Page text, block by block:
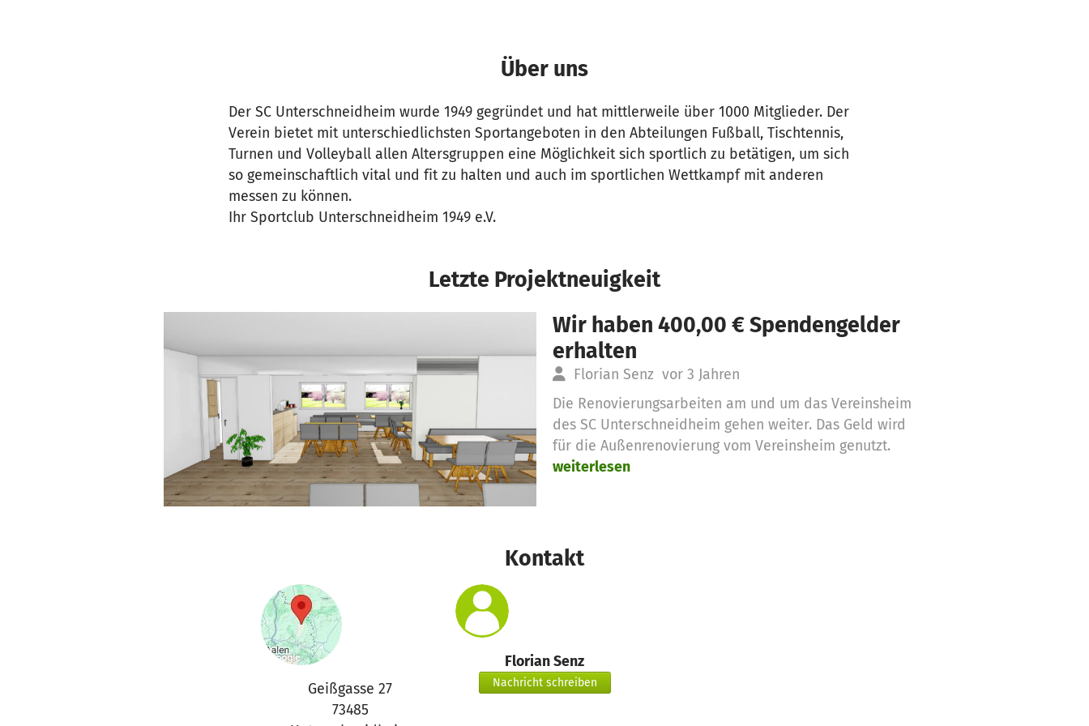
Über uns
Der SC Unterschneidheim wurde 1949 gegründet und hat mittlerweile über 1000 Mitglieder. Der
Verein bietet mit unterschiedlichsten Sportangeboten in den Abteilungen Fußball, Tischtennis,
Turnen und Volleyball allen Altersgruppen eine Möglichkeit sich sportlich zu betätigen, um sich
so gemeinschaftlich vital und fit zu halten und auch im sportlichen Wettkampf mit anderen
messen zu können.
Ihr Sportclub Unterschneidheim 1949 e.V.
Letzte Projektneuigkeit
Wir haben 400,00 € Spendengelder
erhalten
Florian Senz vor 3 Jahren
Die Renovierungsarbeiten am und um das Vereinsheim
des SC Unterschneidheim gehen weiter. Das Geld wird
für die Außenrenovierung vom Vereinsheim genutzt.
weiterlesen
Kontakt
Geißgasse 27
73485
Florian Senz
Nachricht schreiben